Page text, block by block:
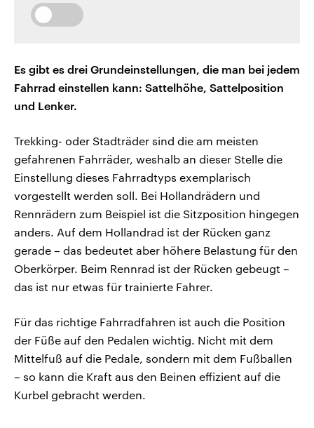
Es gibt es drei Grundeinstellungen, die man bei jedem
Fahrrad einstellen kann: Sattelhöhe, Sattelposition
und Lenker.
Trekking- oder Stadträder sind die am meisten
gefahrenen Fahrräder, weshalb an dieser Stelle die
Einstellung dieses Fahrradtyps exemplarisch
vorgestellt werden soll. Bei Hollandrädern und
Rennrädern zum Beispiel ist die Sitzposition hingegen
anders. Auf dem Hollandrad ist der Rücken ganz
gerade – das bedeutet aber höhere Belastung für den
Oberkörper. Beim Rennrad ist der Rücken gebeugt –
das ist nur etwas für trainierte Fahrer.
Für das richtige Fahrradfahren ist auch die Position
der Füße auf den Pedalen wichtig. Nicht mit dem
Mittelfuß auf die Pedale, sondern mit dem Fußballen
– so kann die Kraft aus den Beinen effizient auf die
Kurbel gebracht werden.